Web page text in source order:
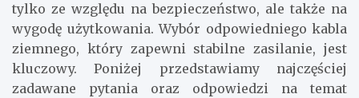
tylko ze względu na bezpieczeństwo, ale także na
wygodę użytkowania. Wybór odpowiedniego kabla
ziemnego, który zapewni stabilne zasilanie, jest
kluczowy. Poniżej przedstawiamy najczęściej
zadawane pytania oraz odpowiedzi na temat